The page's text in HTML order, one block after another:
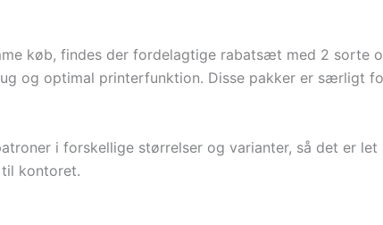
køb, findes der fordelagtige rabatsæt med 2 sorte
og optimal printerfunktion. Disse pakker er særligt
i forskellige størrelser og varianter, så det er
kontoret.